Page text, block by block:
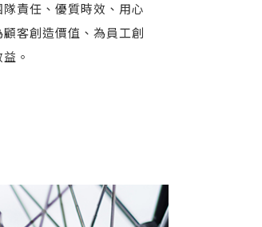
隊責任、優質時效、用心
客創造價值、為員工創
。